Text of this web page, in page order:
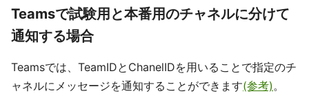
Teamsで試験用と本番用のチャネルに分けて
通知する場合
Teamsでは、TeamIDとChanelIDを用いることで指定のチ
ャネルにメッセージを通知することができます(参考) 。